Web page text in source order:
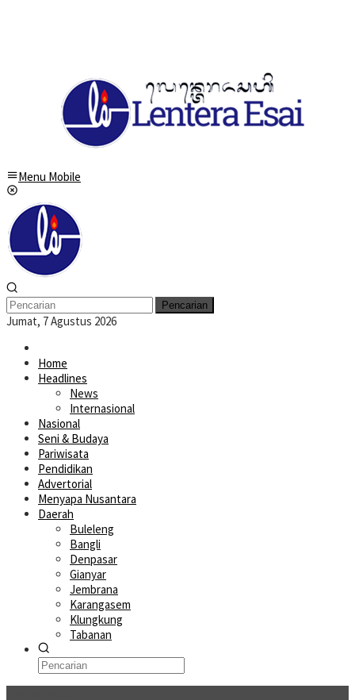
Menu Mobile
Pencarian
Jumat, 7 Agustus 2026
Home
Headlines
News
Internasional
Nasional
Seni & Budaya
Pariwisata
Pendidikan
Advertorial
Menyapa Nusantara
Daerah
Buleleng
Bangli
Denpasar
Gianyar
Jembrana
Karangasem
Klungkung
Tabanan